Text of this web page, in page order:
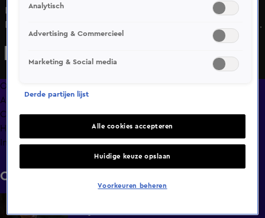
In Het Blok krijgen vier koppels een bouwboete van
Dennis. Voor Sonja en Hendrik voelt de bouwboete als een
flinke tegenvaller, terwijl Frank en Lotty zich vooral
Overzicht
Afleveringen
Clips
Hoe is het nu met?
Info
Clips
Analytisch
Advertising & Commercieel
Marketing & Social media
Derde partijen lijst
Alle cookies accepteren
Huidige keuze opslaan
Voorkeuren beheren